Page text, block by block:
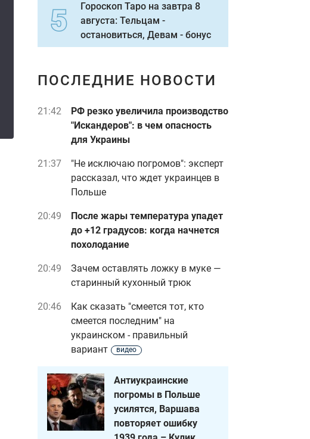
Гороскоп Таро на завтра 8
августа: Тельцам -
остановиться, Девам - бонус
ПОСЛЕДНИЕ НОВОСТИ
21:42
РФ резко увеличила производство
"Искандеров": в чем опасность
для Украины
21:37
"Не исключаю погромов": эксперт
рассказал, что ждет украинцев в
Польше
20:49
После жары температура упадет
до +12 градусов: когда начнется
похолодание
20:49
Зачем оставлять ложку в муке —
старинный кухонный трюк
20:46
Как сказать "смеется тот, кто
смеется последним" на
украинском - правильный
вариант
видео
Антиукраинские
погромы в Польше
усилятся, Варшава
повторяет ошибку